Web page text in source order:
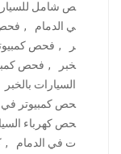
ص شامل
ي الدمام
,
ر
, فحص
خبر
, فحص
السيارات بالخبر
حص كمبيوتر في
حص كهرباء
ت في الدمام
,